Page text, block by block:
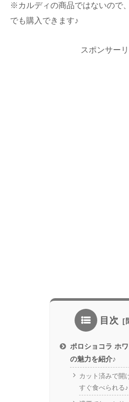
※カルディの商品ではないので
でも購入できます♪
スポンサー
目次
ポロショコラ ホワ
の魅力を紹介♪
カット済みで開
すぐ食べられる♪